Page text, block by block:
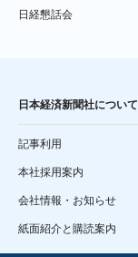
日経懇話会
日本経済新聞社について
記事利用
本社採用案内
会社情報・お知らせ
紙面紹介と購読案内